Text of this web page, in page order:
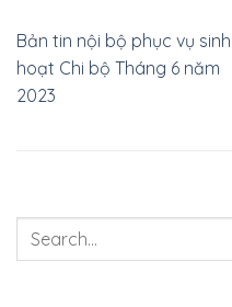
Bản tin nội bộ phục vụ sinh
hoạt Chi bộ Tháng 6 năm
2023